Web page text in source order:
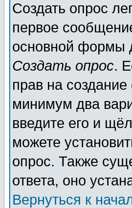
Создать опрос
первое
основной формы
Создать опрос.
прав на
минимум два
введите его и
можете
опрос. Также
ответа, оно
Вернуться к